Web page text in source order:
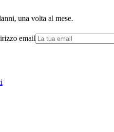
una volta al mese.
email